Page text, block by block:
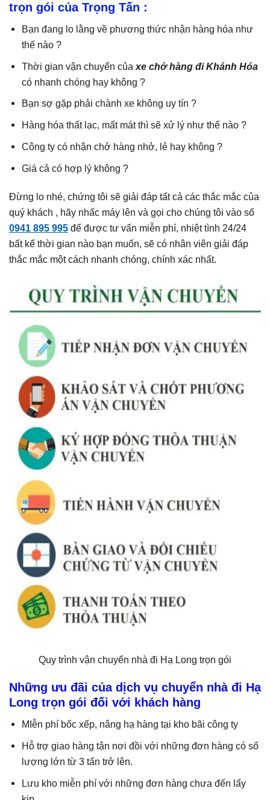
trọn gói của Trọng Tấn :
Bạn đang lo lằng về phương thức nhận hàng hóa như
thế nào ?
Thời gian vận chuyển củaxe chở hàng đi Khánh Hóa
có nhanh chóng hay không ?
Bạn sợ gặp phải chành xe không uy tín ?
Hàng hóa thất lạc, mất mát thì sẽ xử lý như thế nào ?
Công ty có nhận chở hàng nhở, lẻ hay không ?
Giá cả có hợp lý không ?
Đừng lo nhé, chứng tôi sẽ giải đáp tất cả các thắc mắc của
quý khách , hãy nhấc máy lên và gọi cho chúng tôi vào số
0941 895 995 để được tư vấn miễn phí, nhiệt tình 24/24
bất kể thời gian nào bạn muốn, sẽ có nhân viên giải đáp
thắc mắc một cách nhanh chóng, chính xác nhất.
Quy trình vận chuyển nhà đi Hạ Long trọn gói
Những ưu đãi của dịch vụ chuyển nhà đi Hạ
Long trọn gói đối với khách hàng
MIễn phí bốc xếp, nâng hạ hàng tại kho bãi công ty
Hỗ trợ giao hàng tận nơi đồi với những đơn hàng có số
lượng lớn từ 3 tấn trở lên.
Lưu kho miễn phí với những đơn hàng chưa đến lấy